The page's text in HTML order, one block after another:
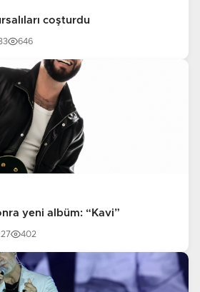
coşturdu
646
yeni albüm: “Kavi”
402